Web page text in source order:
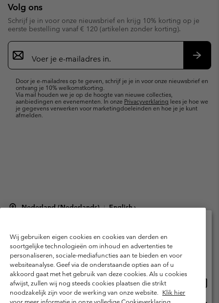
Volg ons
Schrijf je in voor onze nieuwsbrief en krijg 10% korting op je
eerste bestelling vanaf € 120 (artikelen zonder korting).
Aanmelden
voor
e-
Door je e-mailadres op te geven, schrijf je je in voor onze nieuwsbrief en
ontvang je 10% welkomstkorting.
Via mail houden we je op de hoogte van nieuwe collecties,
aanbiedingen en evenementen. In onze Privacyverklaring lees je hoe we
je gegevens verwerken voor marketingdoeleinden en hoe je je kunt
afmelden.
Nederland (Nederlands) | English ›
Gebruiksvoorwaarden
Verkoopvoorwaarden
Garantie
Privacybeleid
Gebruiksvoorwaarden voor lidmaatschap
Voorwaarden voor door gebruikers gegenereerde inhoud
Impressum
Cookies
Public CBCR
Wij gebruiken eigen cookies en cookies van derden en
soortgelijke technologieën om inhoud en advertenties te
personaliseren, sociale-mediafuncties aan te bieden en voor
websiteanalyse. Geef via de onderstaande opties aan of u
akkoord gaat met het gebruik van deze cookies. Als u cookies
afwijst, zullen wij nog steeds cookies plaatsen die strikt
noodzakelijk zijn voor de werking van onze website. Klik hier
Selecteer je verzendlocatie en taal
Online shoppen beschikbaar
United States